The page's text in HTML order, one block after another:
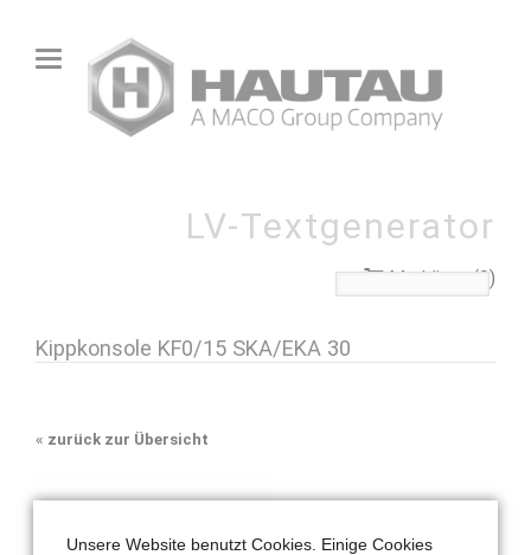
LV-Textgenerator
Merkliste (0)
Kippkonsole KF0/15 SKA/EKA 30
« zurück zur Übersicht
Unsere Website benutzt Cookies. Einige Cookies